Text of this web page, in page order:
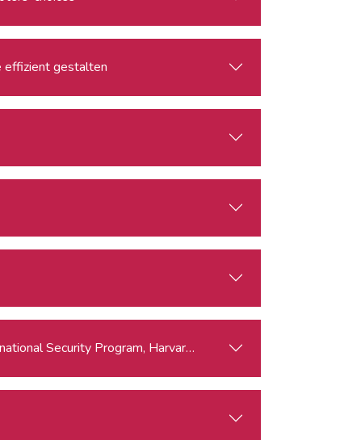
effizient gestalten
Security Program, Harvard University